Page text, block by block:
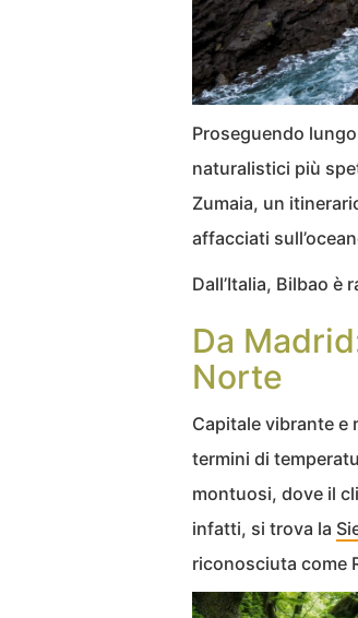
Proseguendo
naturalistici più
Zumaia, un
affacciati
Dall’Italia, Bilbao è
Da
Norte
Capitale vibrante e
termini di
montuosi, dove il
infatti, si trova la
riconosciuta come